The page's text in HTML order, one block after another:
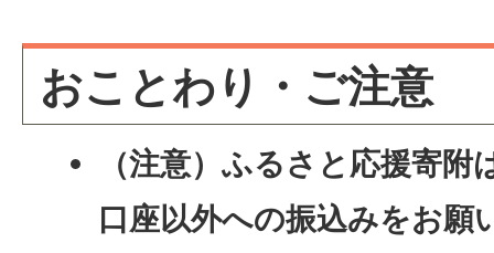
おことわり・ご注意
（注意）ふるさと応援寄
口座以外への振込みをお願